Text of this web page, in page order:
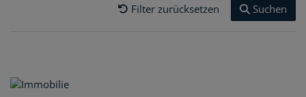
Filter zurücksetzen
Suchen